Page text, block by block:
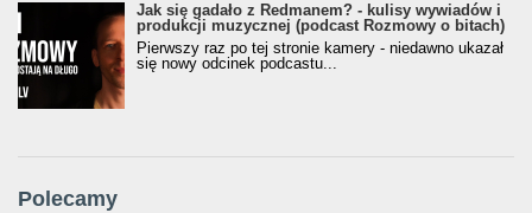
Jak się gadało z Redmanem? - kulisy wywiadów i
produkcji muzycznej (podcast Rozmowy o bitach)
Pierwszy raz po tej stronie kamery - niedawno ukazał
się nowy odcinek podcastu...
Polecamy